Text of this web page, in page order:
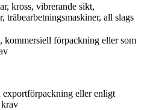
kross, vibrerande sikt,
träbearbetningsmaskiner, all slags
kommersiell förpackning eller som
exportförpackning eller enligt